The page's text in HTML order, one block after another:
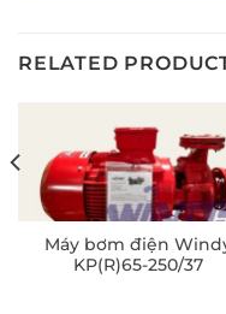
RELATED
Máy bơm điện
KP(R)65-250/37